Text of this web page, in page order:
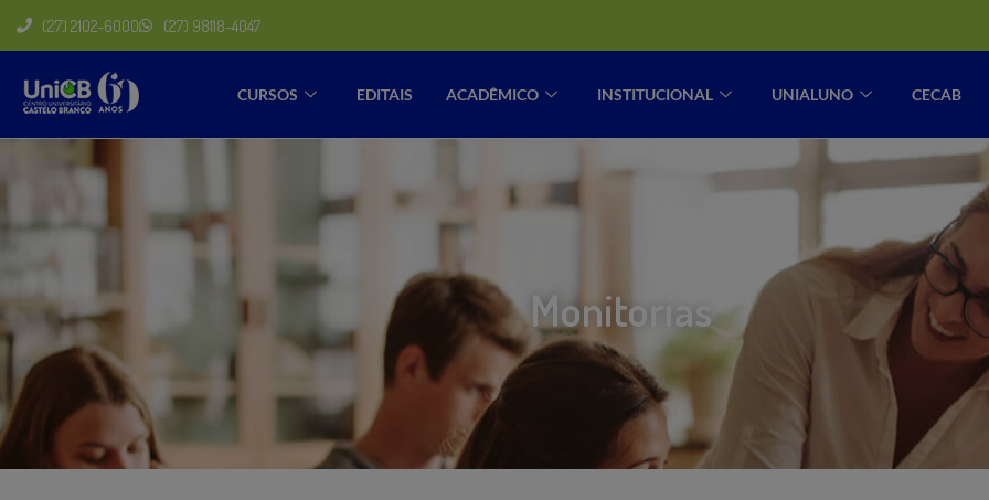
(27) 2102-6000 (27) 98118-4047
CURSOS EDITAIS ACADÊMICO INSTITUCIONAL UNIALUNO CECAB
Monitorias